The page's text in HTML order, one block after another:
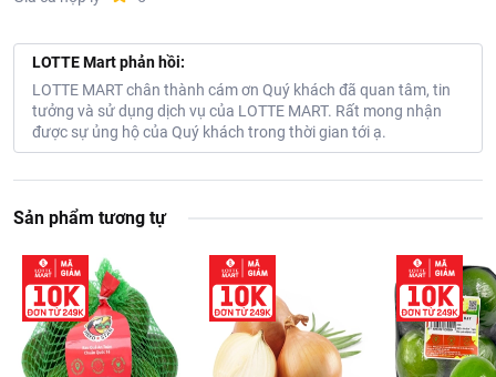
LOTTE Mart phản hồi:
LOTTE MART chân thành cám ơn Quý khách đã quan tâm, tin
tưởng và sử dụng dịch vụ của LOTTE MART. Rất mong nhận
được sự ủng hộ của Quý khách trong thời gian tới ạ.
Sản phẩm tương tự